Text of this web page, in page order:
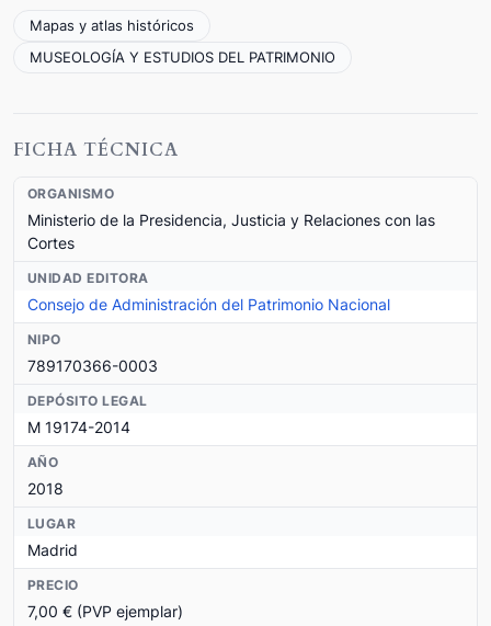
Mapas y atlas históricos
MUSEOLOGÍA Y ESTUDIOS DEL PATRIMONIO
FICHA TÉCNICA
ORGANISMO
Ministerio de la Presidencia, Justicia y Relaciones con las
Cortes
UNIDAD EDITORA
Consejo de Administración del Patrimonio Nacional
NIPO
789170366-0003
DEPÓSITO LEGAL
M 19174-2014
AÑO
2018
LUGAR
Madrid
PRECIO
7,00 € (PVP ejemplar)